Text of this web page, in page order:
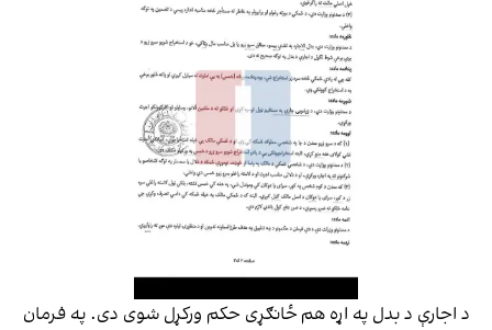
د اجارې د بدل په اړه هم ځانګړی حکم ورکړل شوی دی. په فرمان